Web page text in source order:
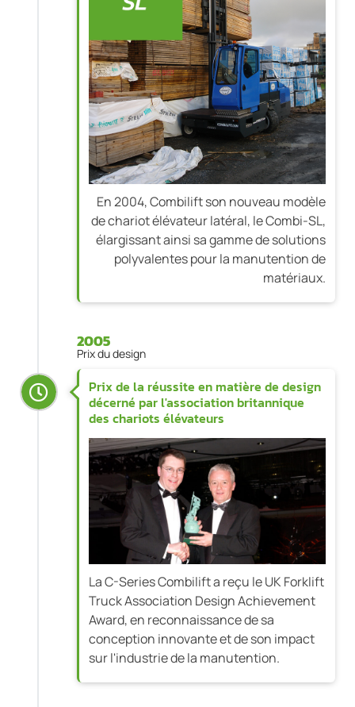
En 2004, Combilift son nouveau modèle
de chariot élévateur latéral, le Combi-SL,
élargissant ainsi sa gamme de solutions
polyvalentes pour la manutention de
matériaux.
2005
Prix du design
Prix de la réussite en matière de design
décerné par l'association britannique
des chariots élévateurs
La C-Series Combilift a reçu le UK Forklift
Truck Association Design Achievement
Award, en reconnaissance de sa
conception innovante et de son impact
sur l'industrie de la manutention.